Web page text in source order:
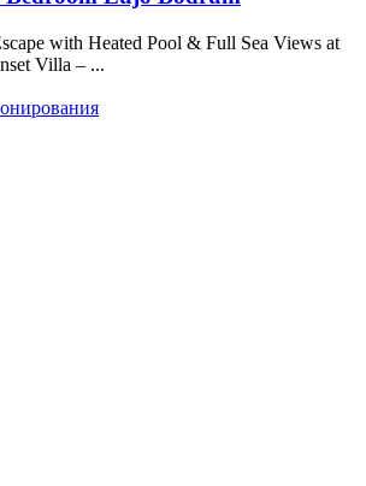
with Heated Pool & Full Sea Views at
Villa – ...